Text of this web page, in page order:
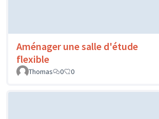
Aménager une salle d'étude
flexible
Thomas
0 0